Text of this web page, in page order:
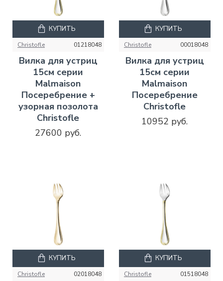
Christofle 01218048
Вилка для устриц
15см серии
Malmaison
Посеребрение +
узорная позолота
Christofle
27600 руб.
КУПИТЬ
Christofle 00018048
Вилка для устриц
15см серии
Malmaison
Посеребрение
Christofle
10952 руб.
КУПИТЬ
Christofle 02018048
КУПИТЬ
Christofle 01518048
КУПИТЬ